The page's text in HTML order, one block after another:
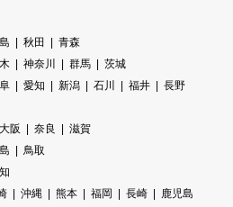
秋田
青森
神奈川 群馬
茨城
愛知 新潟 石川 福井
長野
大阪 奈良
滋賀
鳥取
沖縄 熊本 福岡 長崎 鹿児島